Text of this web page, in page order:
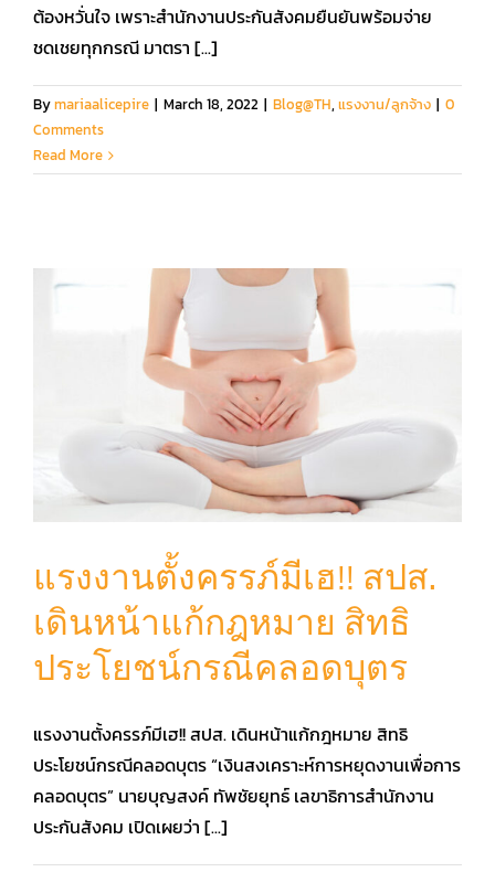
เข้าสู่ระบบ​
ต้องหวั่นใจ เพราะสำนักงานประกันสังคมยืนยันพร้อมจ่าย
ชดเชยทุกกรณี มาตรา [...]
Bymariaalicepire | March 18, 2022 | Blog@TH, แรงงาน/ลูกจ้าง | 0
Comments
Read More
แรงงานตั้งครรภ์มีเฮ!! สปส.
เดินหน้าแก้กฎหมาย สิทธิ
ประโยชน์กรณีคลอดบุตร
แรงงานตั้งครรภ์มีเฮ!! สปส. เดินหน้าแก้กฎหมาย สิทธิ
ประโยชน์กรณีคลอดบุตร “เงินสงเคราะห์การหยุดงานเพื่อการ
คลอดบุตร” นายบุญสงค์ ทัพชัยยุทธ์ เลขาธิการสำนักงาน
ประกันสังคม เปิดเผยว่า [...]